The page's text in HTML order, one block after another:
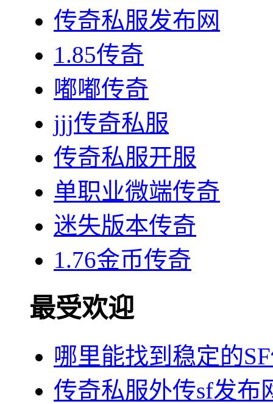
传奇私服发布网
1.85传奇
嘟嘟传奇
jjj传奇私服
传奇私服开服
单职业微端传奇
迷失版本传奇
1.76金币传奇
最受欢迎
哪里能找到稳定的
传奇私服外传sf发布